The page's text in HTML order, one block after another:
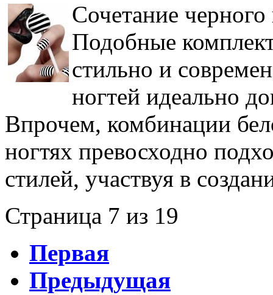
Сочетание черного
Подобные
стильно и
ногтей идеально
Впрочем, комбинации
ногтях превосходно
стилей, участвуя в
Страница 7 из 19
Первая
Предыдущая